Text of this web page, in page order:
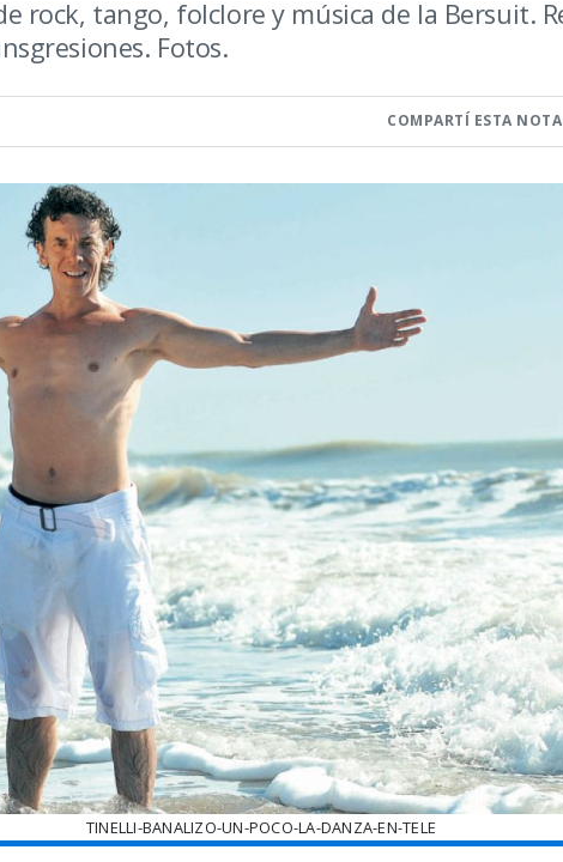
rock, tango, folclore y música de la Bersuit.
Fotos.
COMPARTÍ ESTA NOTA
TINELLI-BANALIZO-UN-POCO-LA-DANZA-EN-TELE